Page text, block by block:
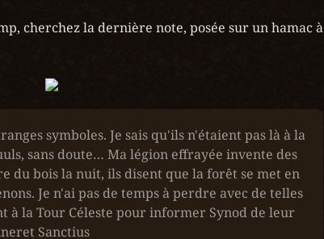
cherchez la dernière note, posée sur un hamac à
symboles. Je sais qu'ils n'étaient pas là à la
sans doute… Ma légion effrayée invente des
du bois la nuit, ils disent que la forêt se met en
Je n'ai pas de temps à perdre avec de telles
à la Tour Céleste pour informer Synod de leur
Sanctius